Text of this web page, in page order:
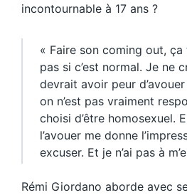
incontournable à 17 ans ?
« Faire son coming out,
pas si c’est normal. Je ne
devrait avoir peur
on n’est pas vraiment
choisi d’être homosexuel.
l’avouer me donne
excuser. Et je n’ai pas à
Rémi Giordano aborde avec